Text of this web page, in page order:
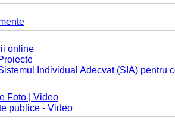
online
Individual Adecvat (SIA) pentru
Foto | Video
publice - Video